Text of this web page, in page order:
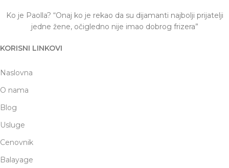
Ko je Paolla? “Onaj ko je rekao da su dijamanti najbolji prijatelji
jedne žene, očigledno nije imao dobrog frizera”
KORISNI LINKOVI
Naslovna
O nama
Blog
Usluge
Cenovnik
Balayage